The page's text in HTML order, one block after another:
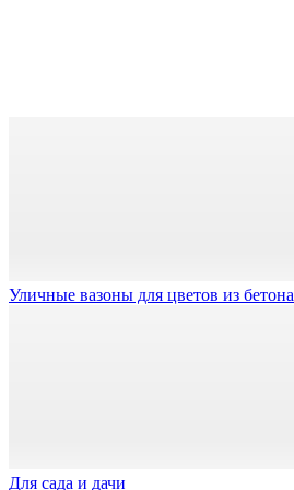
Уличные вазоны для цветов из бетона
Для сада и дачи